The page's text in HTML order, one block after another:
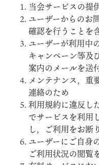
当会サービスの提
ユーザーからのお
確認を行うことを
ユーザーが利用中
キャンペーン等及
案内のメールを送
メンテナンス，重
連絡のため
利用規約に違反し
でサービスを利用
し，ご利用をお断
ユーザーにご自身
ご利用状況の閲覧